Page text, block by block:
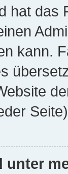
hat das
kann.
unter